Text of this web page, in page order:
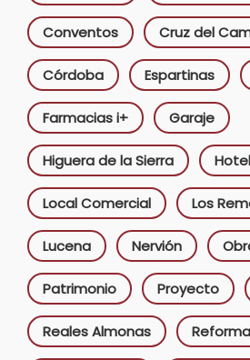
Conventos Cruz del
Córdoba Espartinas
Farmacias i+ Garaje
Higuera de la Sierra Hotel
Local Comercial Los
Lucena Nervión
Patrimonio Proyecto
Reales Almonas Reforma